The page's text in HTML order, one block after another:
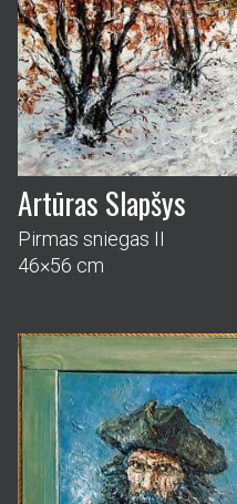
Artūras Slapšys
Pirmas sniegas II
46×56 cm